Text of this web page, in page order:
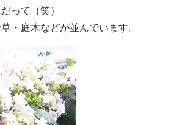
って（笑）
・庭木などが並んでいます。